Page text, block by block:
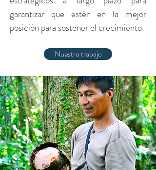
garantizar que estén en la mejor
posición para sostener el crecimiento.
Nuestro trabajo